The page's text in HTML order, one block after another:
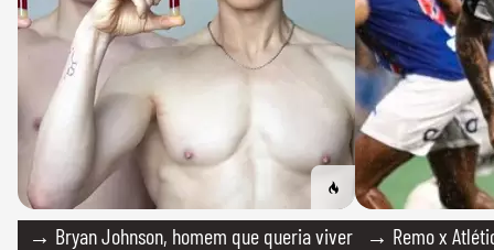
→ Bryan Johnson, homem que queria viver
→ Remo x